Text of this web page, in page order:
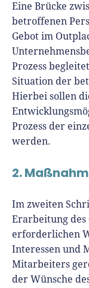
Eine Brücke
betroffenen
Gebot im
Prozess
Situation der
Hierbei sollen
Prozess der
werden.
2.
Im zweiten
Erarbeitung
erforderlichen
Interessen und
Mitarbeiters
der Wünsche